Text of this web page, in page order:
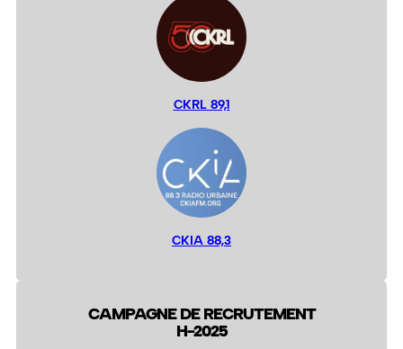
CKRL 89,1
CKIA 88,3
CAMPAGNE DE RECRUTEMENT
H-2025